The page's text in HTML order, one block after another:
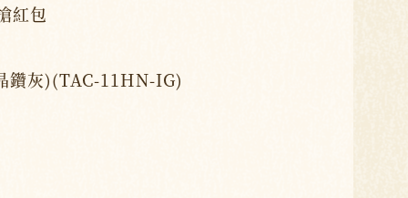
紅包
鑽灰)(TAC-11HN-IG)